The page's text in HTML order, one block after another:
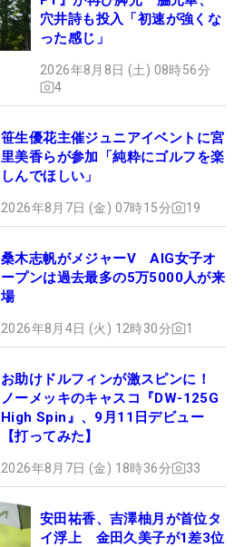
穴井詩も投入「初速が強くな
った感じ」
2026年8月8日 (土) 08時56分
4
笹生優花主催ジュニアイベントに宮
里美香らが参加「純粋にゴルフを楽
しんでほしい」
2026年8月7日 (金) 07時15分 19
桑木志帆がメジャーV AIG女子オ
ープンは過去最多の5万5000人が来
場
2026年8月4日 (火) 12時30分 1
お助けドルフィンが激スピンに！
ノーメッキのキャスコ『DW-125G
High Spin』、9月11日デビュー
【打ってみた】
2026年8月7日 (金) 18時36分 33
安田祐香、吉澤柚月が首位タ
イ浮上 金田久美子が1差3位